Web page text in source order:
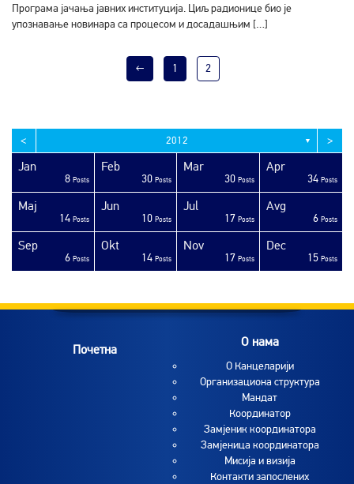
Програма јачања јавних институција. Циљ радионице био је
упознавање новинара са процесом и досадашњим […]
← 1 2
< 2012 ▼ >
Jan
8 Posts
Feb
30 Posts
Mar
30 Posts
Apr
34 Posts
Maj
14 Posts
Jun
10 Posts
Jul
17 Posts
Avg
6 Posts
Sep
6 Posts
Okt
14 Posts
Nov
17 Posts
Dec
15 Posts
Почетна O нама
O Канцеларији
Организациона структура
Мандат
Координатор
Замјеник координатора
Замјеница координатора
Мисија и визија
Контакти запослених